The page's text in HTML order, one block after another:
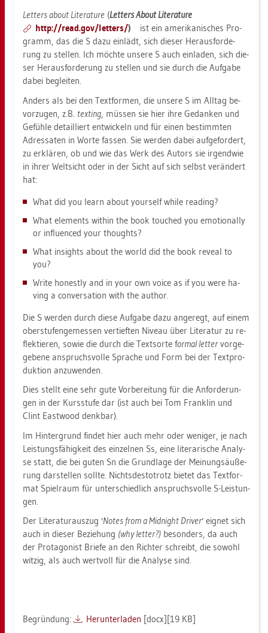
Let­ters about Li­te­ra­tu­re (Let­ters About Li­te­ra­tu­re
http://​read.​gov/​let­ters/)
ist ein ame­ri­ka­ni­sches Pro­
gramm, das die S dazu ein­lädt, sich die­ser Her­aus­for­de­
rung zu stel­len. Ich möch­te un­se­re S auch ein­la­den, sich die­
ser Her­aus­for­de­rung zu stel­len und sie durch die Auf­ga­be
dabei be­glei­ten.
An­ders als bei den Text­for­men, die un­se­re S im All­tag be­
vor­zu­gen, z.B. texting, müs­sen sie hier ihre Ge­dan­ken und
Ge­füh­le de­tail­liert ent­wi­ckeln und für einen be­stimm­ten
Adres­sa­ten in Worte fas­sen. Sie wer­den dabei auf­ge­for­dert,
zu er­klä­ren, ob und wie das Werk des Au­tors sie ir­gend­wie
in ihrer Welt­sicht oder in der Sicht auf sich selbst ver­än­dert
hat:
What did you learn about yours­elf while rea­ding?
What ele­ments wi­t­hin the book tou­ched you emo­tio­nal­ly
or in­flu­en­ced your thoughts?
What in­sights about the world did the book re­veal to
you?
Write ho­nest­ly and in your own voice as if you were ha­
ving a con­ver­sa­ti­on with the aut­hor.
Die S wer­den durch diese Auf­ga­be dazu an­ge­regt, auf einem
ober­stu­fen­ge­mes­sen ver­tief­ten Ni­veau über Li­te­ra­tur zu re­
flek­tie­ren, sowie die durch die Text­sor­te formal let­tervor­ge­
ge­be­ne an­spruchs­vol­le Spra­che und Form bei der Text­pro­
duk­ti­on an­zu­wen­den.
Dies stellt eine sehr gute Vor­be­rei­tung für die An­for­de­run­
gen in der Kurs­stu­fe dar (ist auch bei Tom Fran­klin und
Clint East­wood denk­bar).
Im Hin­ter­grund fin­det hier auch mehr oder we­ni­ger, je nach
Leis­tungs­fä­hig­keit des ein­zel­nen Ss, eine li­te­ra­ri­sche Ana­ly­
se statt, die bei guten Sn die Grund­la­ge der Mei­nungs­äu­ße­
rung dar­stel­len soll­te. Nichts­des­to­trotz bie­tet das Text­for­
mat Spiel­raum für un­ter­schied­lich an­spruchs­vol­le S-Leis­tun­
gen.
Der Li­te­ra­tur­aus­zug 'Notes from a Mid­ni­ght Dri­ver' eig­net sich
auch in die­ser Be­zie­hung (why let­ter?) be­son­ders, da auch
der Prot­ago­nist Brie­fe an den Rich­ter schreibt, die so­wohl
wit­zig, als auch wert­voll für die Ana­ly­se sind.
Be­grün­dung: Her­un­ter­la­den [docx][19 KB]